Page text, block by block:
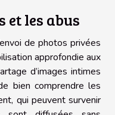
et les abus
de photos privées
approfondie aux
d’images intimes
bien comprendre les
qui peuvent survenir